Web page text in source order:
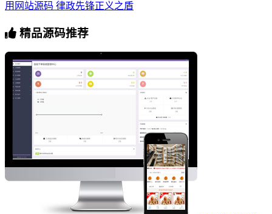
用网站源码 律政先锋正义之盾
精品源码推荐